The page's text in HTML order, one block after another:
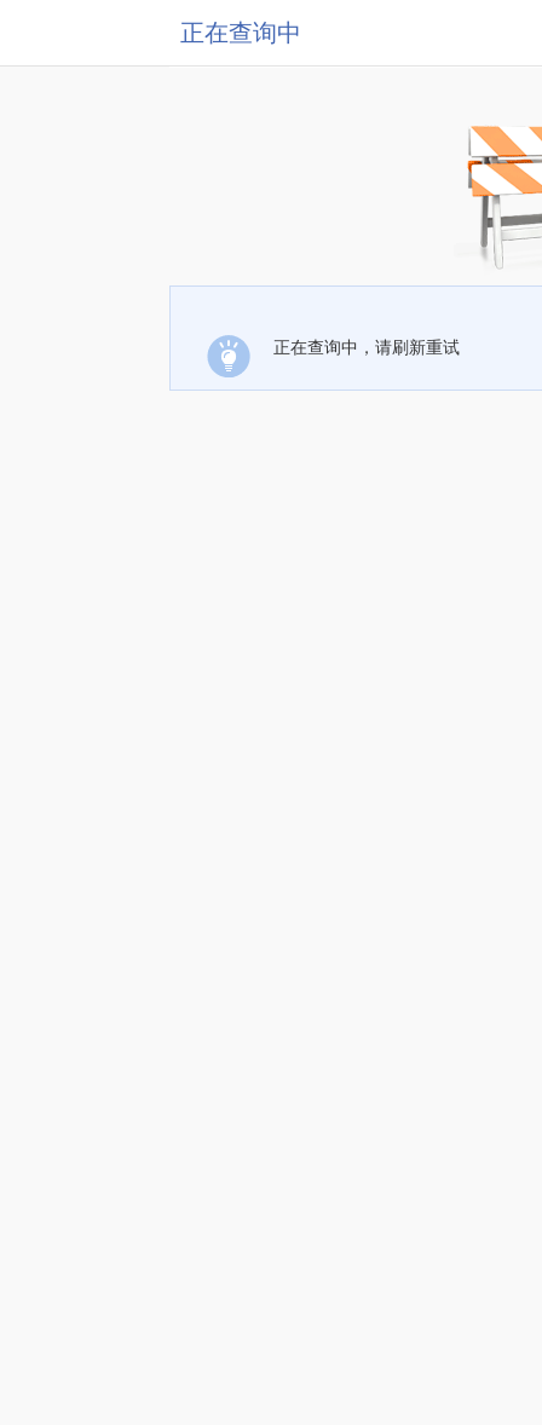
正在查询中
正在查询中，请刷新重试